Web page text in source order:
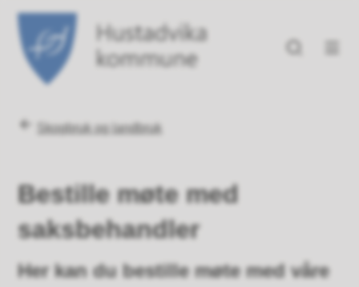
Du er her:
Skogbruk og landbruk
Bestille møte med
saksbehandler
Her kan du bestille møte med våre